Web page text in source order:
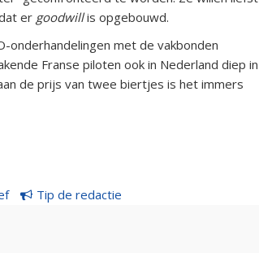
er goodwillis opgebouwd.
onderhandelingen met de vakbonden
Franse piloten ook in Nederland diep in
de prijs van twee biertjes is het immers
Tip de redactie